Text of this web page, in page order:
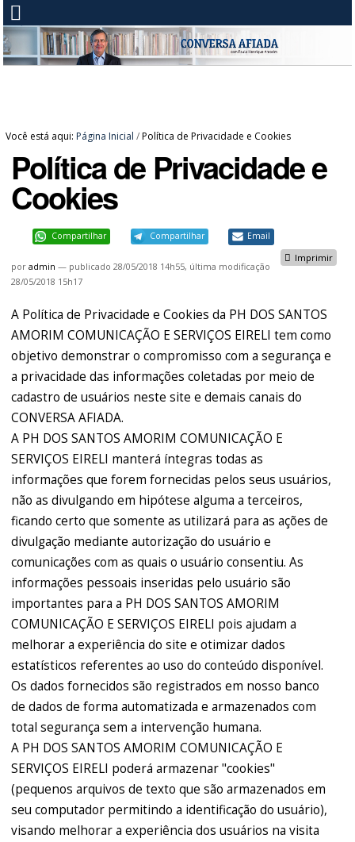
Você está aqui: Página Inicial /Política de Privacidade e Cookies
Política de Privacidade e
Cookies
Compartilhar Compartilhar Email
Imprimir
poradmin — publicado 28/05/2018 14h55, última modificação
28/05/2018 15h17
A Política de Privacidade e Cookies da PH DOS SANTOS
AMORIM COMUNICAÇÃO E SERVIÇOS EIRELI tem como
objetivo demonstrar o compromisso com a segurança e
a privacidade das informações coletadas por meio de
cadastro de usuários neste site e demais canais do
CONVERSA AFIADA.
A PH DOS SANTOS AMORIM COMUNICAÇÃO E
SERVIÇOS EIRELI manterá íntegras todas as
informações que forem fornecidas pelos seus usuários,
não as divulgando em hipótese alguma a terceiros,
ficando certo que somente as utilizará para as ações de
divulgação mediante autorização do usuário e
comunicações com as quais o usuário consentiu. As
informações pessoais inseridas pelo usuário são
importantes para a PH DOS SANTOS AMORIM
COMUNICAÇÃO E SERVIÇOS EIRELI pois ajudam a
melhorar a experiência do site e otimizar dados
estatísticos referentes ao uso do conteúdo disponível.
Os dados fornecidos são registrados em nosso banco
de dados de forma automatizada e armazenados com
total segurança sem a intervenção humana.
A PH DOS SANTOS AMORIM COMUNICAÇÃO E
SERVIÇOS EIRELI poderá armazenar "cookies"
(pequenos arquivos de texto que são armazenados em
seu computador permitindo a identificação do usuário),
visando melhorar a experiência dos usuários na visita